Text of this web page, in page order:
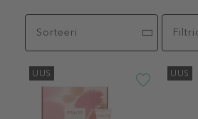
Sorteeri
UUS UUS